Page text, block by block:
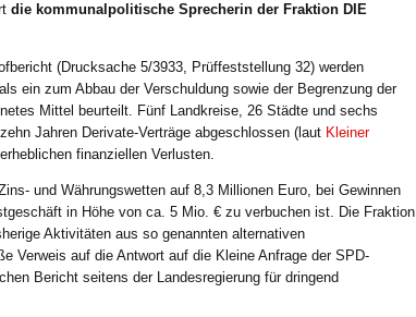
die kommunalpolitische Sprecherin der Fraktion DIE
(Drucksache 5/3933, Prüffeststellung 32) werden
ein zum Abbau der Verschuldung sowie der Begrenzung der
Mittel beurteilt. Fünf Landkreise, 26 Städte und sechs
Jahren Derivate-Verträge abgeschlossen (laut Kleiner
finanziellen Verlusten.
und Währungswetten auf 8,3 Millionen Euro, bei Gewinnen
in Höhe von ca. 5 Mio. € zu verbuchen ist. Die Fraktion
Aktivitäten aus so genannten alternativen
Verweis auf die Antwort auf die Kleine Anfrage der SPD-
Bericht seitens der Landesregierung für dringend